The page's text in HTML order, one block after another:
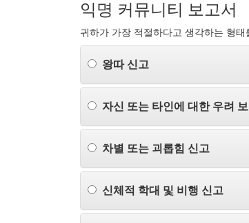
익명 커뮤니티 보고서
귀하가 가장 적절하다고 생각하는 형
왕따 신고
자신 또는 타인에 대한 우려
차별 또는 괴롭힘 신고
신체적 학대 및 비행 신고